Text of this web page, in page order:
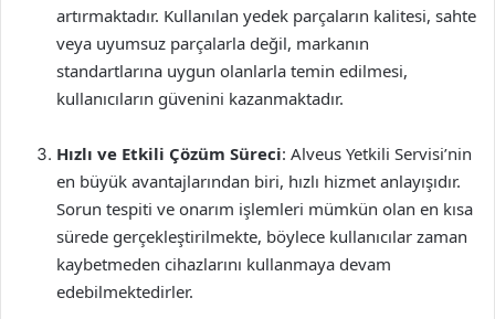
artırmaktadır. Kullanılan yedek parçaların kalitesi, sahte
veya uyumsuz parçalarla değil, markanın
standartlarına uygun olanlarla temin edilmesi,
kullanıcıların güvenini kazanmaktadır.
Hızlı ve Etkili Çözüm Süreci: Alveus Yetkili Servisi’nin
en büyük avantajlarından biri, hızlı hizmet anlayışıdır.
Sorun tespiti ve onarım işlemleri mümkün olan en kısa
sürede gerçekleştirilmekte, böylece kullanıcılar zaman
kaybetmeden cihazlarını kullanmaya devam
edebilmektedirler.